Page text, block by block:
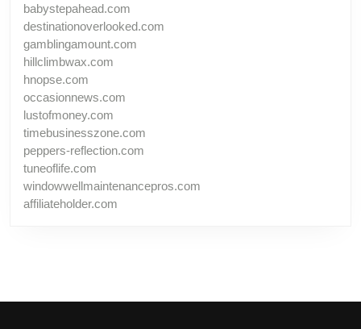
babystepahead.com
destinationoverlooked.com
gamblingamount.com
hillclimbwax.com
hnopse.com
occasionnews.com
lustofmoney.com
timebusinesszone.com
peppers-reflection.com
tuneoflife.com
windowwellmaintenancepros.com
affiliateholder.com